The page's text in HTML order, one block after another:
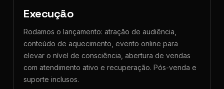
Execução
Rodamos o lançamento: atração de audiência,
conteúdo de aquecimento, evento online para
elevar o nível de consciência, abertura de vendas
com atendimento ativo e recuperação. Pós-venda e
suporte inclusos.